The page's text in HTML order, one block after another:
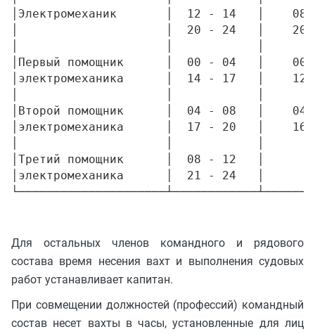
│Электромеханик       │  12 - 14   │
│                     │  20 - 24   │
│Первый помощник      │  00 - 04   │
│электромеханика      │  14 - 17   │
│Второй помощник      │  04 - 08   │
│электромеханика      │  17 - 20   │
│Третий помощник      │  08 - 12
│электромеханика      │  21 - 24
Для остальных членов командного и рядового
состава время несения вахт и выполнения судовых
работ устанавливает капитан.
При совмещении должностей (профессий) командный
состав несет вахты в часы, установленные для лиц